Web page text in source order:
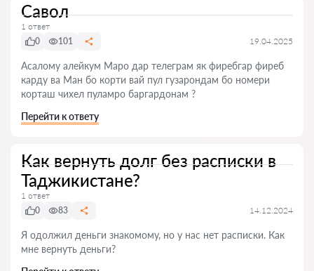
Савол
1 ответ
0
101 19.04.2025
Асалому алейкум Маро дар телеграм як фиребгар фиреб
карду ва Ман бо корти вай пул гузарондам бо номери
корташ чихел пуламро баргардонам ?
Перейти к ответу
Как вернуть долг без расписки в
Таджикистане?
1 ответ
0
83 14.12.2024
Я одолжил деньги знакомому, но у нас нет расписки. Как
мне вернуть деньги?